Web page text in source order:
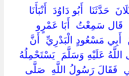
‏حَدَّثَنَا ‏ ‏أَبُو دَاوُدَ ‏ ‏أَنْبَأَنَا
‏قَال سَمِعْتُ ‏ ‏أَبَا عَمْرٍو
‏أَبِي مَسْعُودٍ الْبَدْرِيِّ ‏ ‏أَنَّ
اللَّهُ عَلَيْهِ وَسَلَّمَ ‏ ‏يَسْتَحْمِلُهُ
‏فَقَالَ رَسُولُ اللَّهِ ‏ ‏صَلَّى